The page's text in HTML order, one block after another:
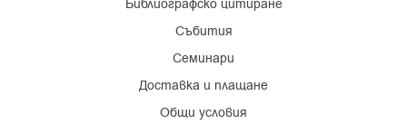
Библиографско цитиране
Събития
Семинари
Доставка и плащане
Общи условия